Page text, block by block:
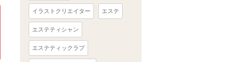
イラストクリエイター エステ
エステティシャン
エステティックラプ